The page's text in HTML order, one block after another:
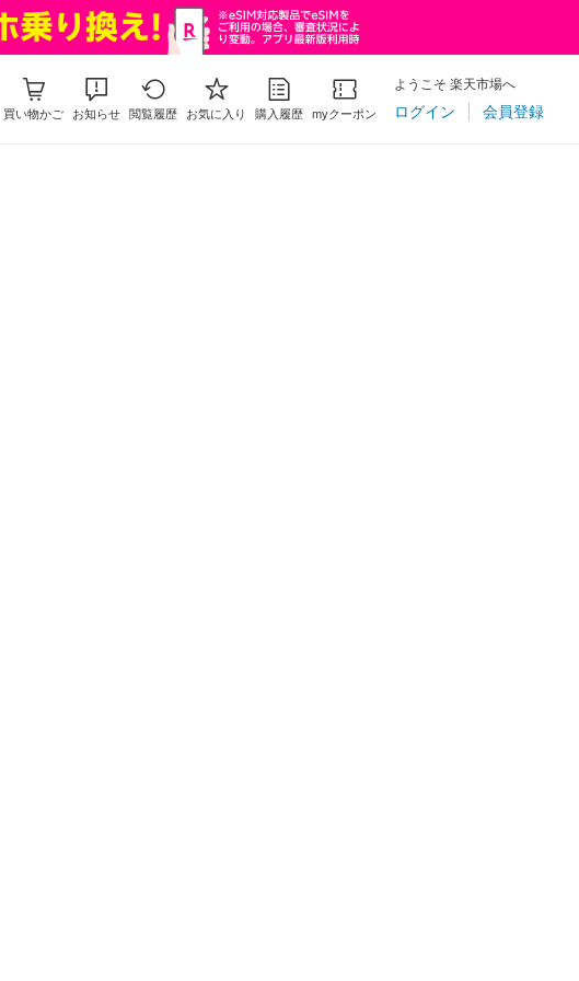
買い物かご お知らせ 閲覧履歴 お気に入り 購入履歴 myクーポン
ようこそ 楽天市場へ
ログイン 会員登録